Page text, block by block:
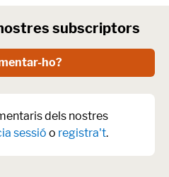
subscriptors
ho?
dels nostres
sessió o registra't.